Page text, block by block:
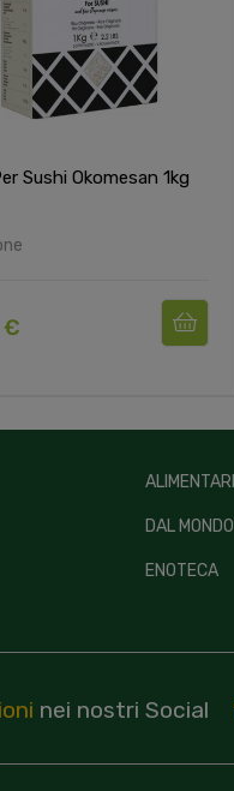
Sushi Okomesan 1kg
€
ALIMENTARI
DAL MONDO
ENOTECA
nei nostri Social